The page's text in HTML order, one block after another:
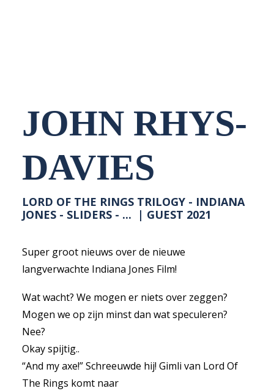
JOHN RHYS-
DAVIES
LORD OF THE RINGS TRILOGY - INDIANA
JONES - SLIDERS - ... | GUEST 2021
Super groot nieuws over de nieuwe
langverwachte Indiana Jones Film!
Wat wacht? We mogen er niets over zeggen?
Mogen we op zijn minst dan wat speculeren?
Nee?
Okay spijtig..
“And my axe!” Schreeuwde hij! Gimli van Lord Of
The Rings komt naar